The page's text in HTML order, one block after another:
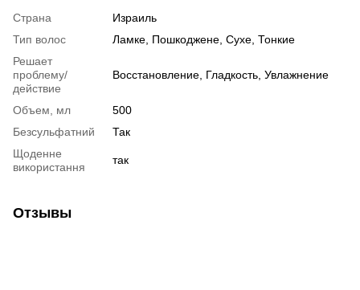
Страна
Израиль
Тип волос
Ламке Пошкоджене Сухе Тонкие
Решает
проблему/
действие
Восстановление Гладкость Увлажнение
Объем, мл
500
Безсульфатний
Так
Щоденне
використання
так
Отзывы